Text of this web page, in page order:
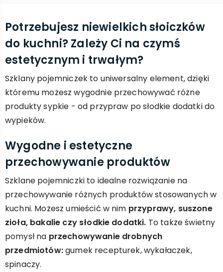
Potrzebujesz niewielkich słoiczków
do kuchni? Zależy Ci na czymś
estetycznym i trwałym?
Szklany pojemniczek to uniwersalny element, dzięki
któremu możesz wygodnie przechowywać różne
produkty sypkie - od przypraw po słodkie dodatki do
wypieków.
Wygodne i estetyczne
przechowywanie produktów
Szklane pojemniczki to idealne rozwiązanie na
przechowywanie różnych produktów stosowanych w
kuchni. Możesz umieścić w nim przyprawy, suszone
zioła, bakalie czy słodkie dodatki. To także świetny
pomysł na przechowywanie drobnych
przedmiotów:gumek recepturek, wykałaczek,
spinaczy.